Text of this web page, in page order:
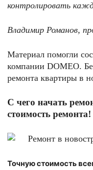
контролировать
Владимир Романов,
Материал помогли
компании DOMEO.
ремонта квартиры в
С чего начать
стоимость ремонта!
Точную стоимость